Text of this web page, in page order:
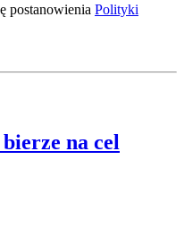
postanowienia Polityki
na cel